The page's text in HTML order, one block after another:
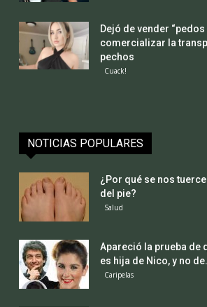
Dejó de vender
comercializar la
pechos
Cuack!
NOTICIAS POPULARES
¿Por qué se nos
del pie?
Salud
Apareció la prueba de
es hija de Nico, y no
Caripelas